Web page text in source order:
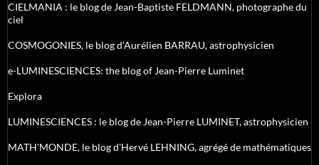
CIELMANIA : le blog de Jean-Baptiste FELDMANN, photographe du
ciel
COSMOGONIES, le blog d'Aurélien BARRAU, astrophysicien
e-LUMINESCIENCES: the blog of Jean-Pierre Luminet
Explora
LUMINESCIENCES : le blog de Jean-Pierre LUMINET, astrophysicien
MATH'MONDE, le blog d'Hervé LEHNING, agrégé de mathématiques